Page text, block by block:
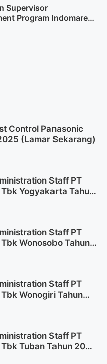
Supervisor
Program Indomaret
Control Panasonic
(Lamar Sekarang)
Staff PT
Yogyakarta Tahun
Staff PT
Wonosobo Tahun
Staff PT
Wonogiri Tahun
Staff PT
Tuban Tahun 2025